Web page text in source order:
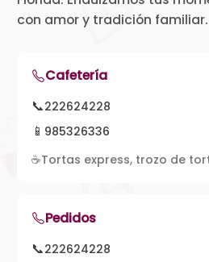
con amor y tradición familiar.
Cafetería
📞222624228
📱 985326336
☕Tortas express, trozo de
Pedidos
📞222624228